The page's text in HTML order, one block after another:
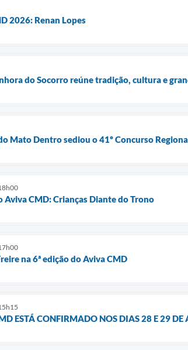
2026: Renan Lopes
do Socorro reúne tradição, cultura e
Mato Dentro sediou o 41º Concurso
Aviva CMD: Crianças Diante do Trono
na 6ª edição do Aviva CMD
ESTÁ CONFIRMADO NOS DIAS 28 E 29 DE